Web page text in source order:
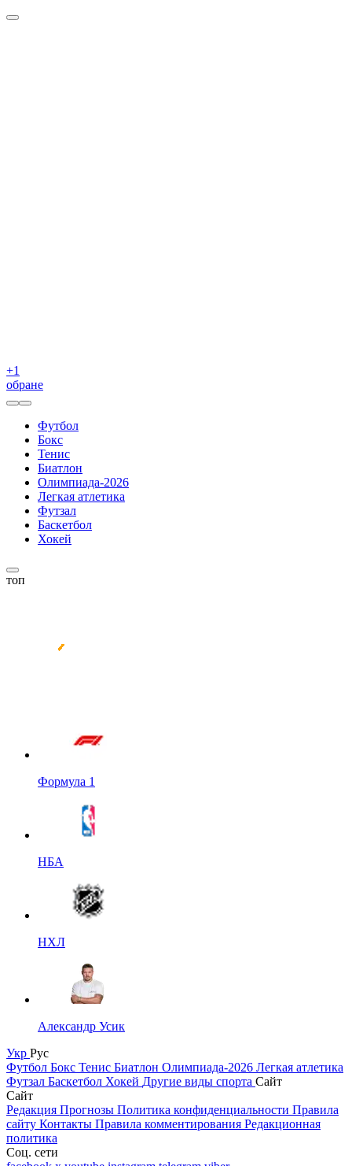
+1
обране
Футбол
Бокс
Тенис
Биатлон
Олимпиада-2026
Легкая атлетика
Футзал
Баскетбол
Хокей
топ
Формула 1
НБА
НХЛ
Александр Усик
Укр Рус
Футбол Бокс Тенис Биатлон Олимпиада-2026 Легкая атлетика
Футзал Баскетбол Хокей Другие виды спорта Сайт
Сайт
Редакция Прогнозы Политика конфиденциальности Правила
сайту Контакты Правила комментирования Редакционная
политика
Соц. сети